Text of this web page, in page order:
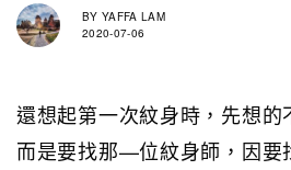
BY YAFFA LAM
2020-07-06
還想起第一次紋身時，先想的
而是要找那—位紋身師，因要